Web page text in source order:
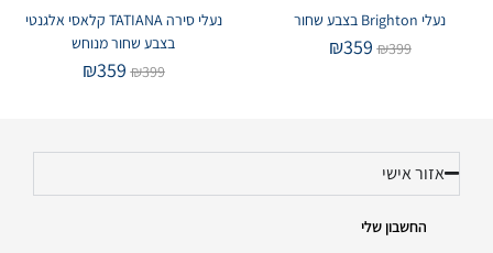
נעלי Brighton בצבע שחור
₪399
₪359
נעלי סירה TATIANA קלאסי אלגנטי
בצבע שחור מנוחש
₪399
₪359
אזור אישי
החשבון שלי